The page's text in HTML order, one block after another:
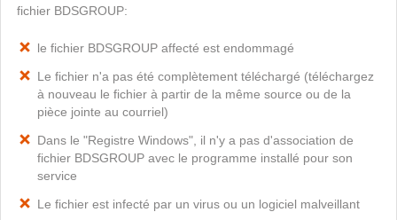
fichier BDSGROUP:
le fichier BDSGROUP affecté est endommagé
Le fichier n'a pas été complètement téléchargé (téléchargez
à nouveau le fichier à partir de la même source ou de la
pièce jointe au courriel)
Dans le "Registre Windows", il n'y a pas d'association de
fichier BDSGROUP avec le programme installé pour son
service
Le fichier est infecté par un virus ou un logiciel malveillant